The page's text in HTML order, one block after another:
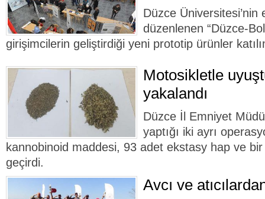
Düzce Üniversitesi’nin
düzenlenen “Düzce-
girişimcilerin geliştirdiği yeni prototip ürünler
Motosikletle
yakalandı
Düzce İl Emniyet
yaptığı iki ayrı
kannobinoid maddesi, 93 adet ekstasy hap ve
geçirdi.
Avcı ve